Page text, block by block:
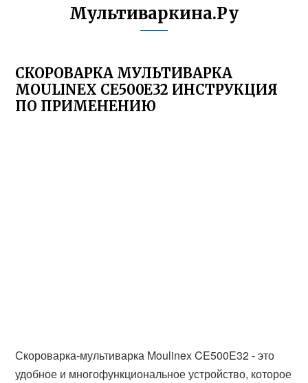
Мультиваркина.Ру
СКОРОВАРКА МУЛЬТИВАРКА
MOULINEX CE500E32 ИНСТРУКЦИЯ
ПО ПРИМЕНЕНИЮ
Скороварка-мультиварка Moulinex CE500E32 - это
удобное и многофункциональное устройство, которое